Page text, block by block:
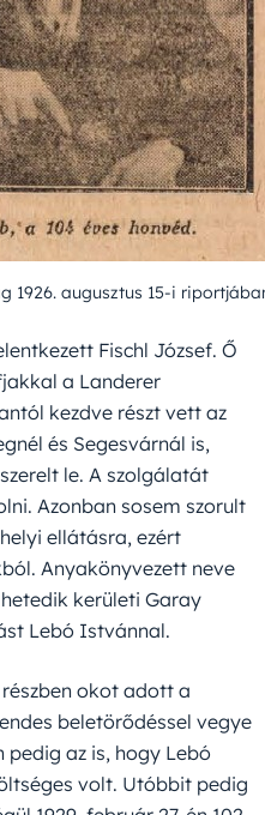
1926. augusztus 15-i
Fischl József. Ő
a Landerer
kezdve részt vett az
és Segesvárnál is,
le. A szolgálatát
Azonban sosem szorult
ellátásra, ezért
Anyakönyvezett neve
kerületi Garay
Lebó Istvánnal.
okot adott a
beletörődéssel vegye
az is, hogy Lebó
volt. Utóbbit pedig